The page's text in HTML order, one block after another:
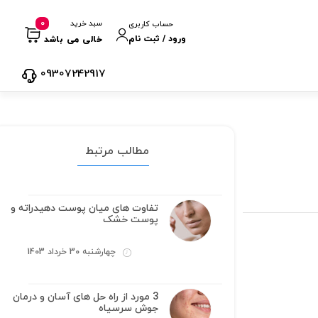
حساب کاربری
ورود / ثبت نام
سبد خرید
خالی می باشد
0
09307242917
مطالب مرتبط
تفاوت های میان پوست دهیدراته و
پوست خشک
چهارشنبه 30 خرداد 1403
3 مورد از راه حل های آسان و درمان
جوش سرسیاه